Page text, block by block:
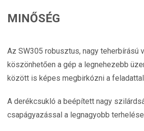
MINŐSÉG
Az SW305 robusztus, nagy teherbírású
köszönhetően a gép a legnehezebb
között is képes megbirkózni a
A derékcsukló a beépített nagy
csapágyazással a legnagyobb